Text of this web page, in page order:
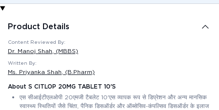
Product Details
Content Reviewed By:
Dr. Manoj Shah , (MBBS)
Written By:
Ms. Priyanka Shah , (B.Pharm)
About S CITLOP 20MG TABLET 10'S
एस सीआईटीएलओपी 20एमजी टैबलेट 10'एस व्यापक रूप से डिप्रेशन और अन्य मानसिक
स्वास्थ्य स्थितियों जैसे चिंता, पैनिक डिसऑर्डर और ऑब्सेसिव-कंपल्सिव डिसऑर्डर के इलाज